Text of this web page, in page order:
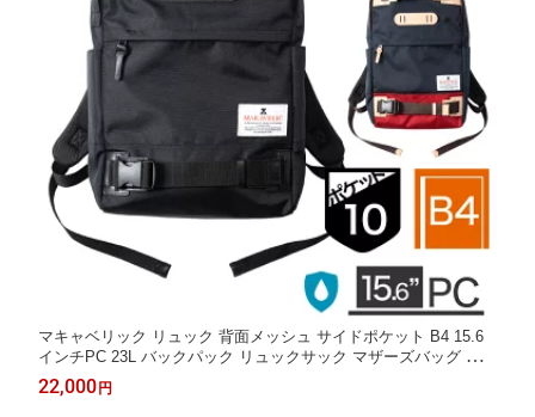
マキャベリック リュック 背面メッシュ サイドポケット B4 15.6
インチPC 23L バックパック リュックサック マザーズバッグ ファ
ザーズバッグ トラックス ルーテージ MAKAVELIC TRUCKS DOU
BLE ROOTAGE DAYPAC 3123-10104 正規品 1年保証
22,000 円